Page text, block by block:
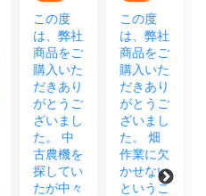
この度
は、弊社
商品をご
購入いた
だきあり
がとうご
ざいまし
た。 畑
作業に欠
かせない
というこ
この度は
弊社より
ご購入い
ただき誠
にありが
とうござ
いまし
た。 試
運転、ア
フターフ